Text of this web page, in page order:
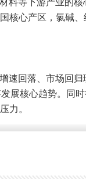
等下游产业的核
核心产区，氯碱
速回落、市场回
展核心趋势。同
力。